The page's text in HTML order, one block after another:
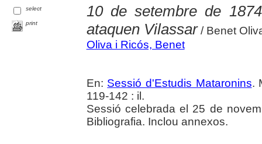
select
print
10 de setembre de
ataquen Vilassar/ Benet
Oliva i Ricós, Benet
En: Sessió d'Estudis Mataronins.
119-142 : il.
Sessió celebrada el 25 de
Bibliografia. Inclou annexos.